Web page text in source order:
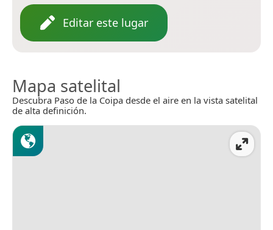
Editar este lugar
Mapa satelital
Descubra Paso de la Coipa desde el aire en la vista satelital
de alta definición.